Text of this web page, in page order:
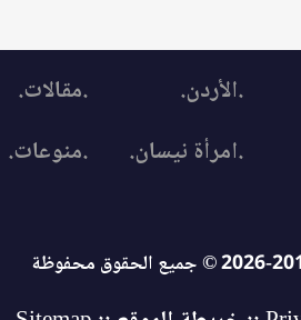
.الأردن. .مقالات.
.امرأة نيسان. .منوعات.